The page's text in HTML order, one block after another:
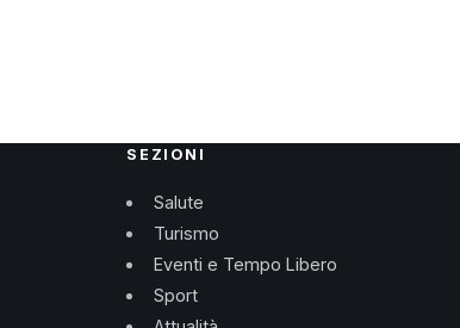
SEZIONI
Salute
Turismo
Eventi e Tempo Libero
Sport